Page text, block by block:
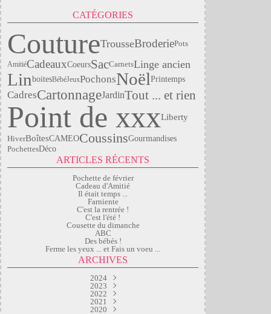
CATÉGORIES
CoutureTrousseBroderiePots
AmitiéCadeauxCoeursSacCarnetsLinge ancien
LinboitesBébéJeuxPochonsNoëlPrintemps
CadresCartonnageJardinTout ... et rien
Point de xxxLiberty
HiverBoîtesCAMEOCoussinsGourmandises
PochettesDéco
ARTICLES RÉCENTS
Pochette de février
Cadeau d'Amitié
Il était temps ...
Farniente
C'est la rentrée !
C'est l'été !
Cousette du dimanche
ABC
Des bébés !
Ferme les yeux ... et Fais un voeu ...
ARCHIVES
2024
Mars
(2)
Janvier(1)
2023
Septembre
Juillet(2)
Juin
(1)
2022
Avril
(1)
Février(1)
2021
Mai
(1)
2020